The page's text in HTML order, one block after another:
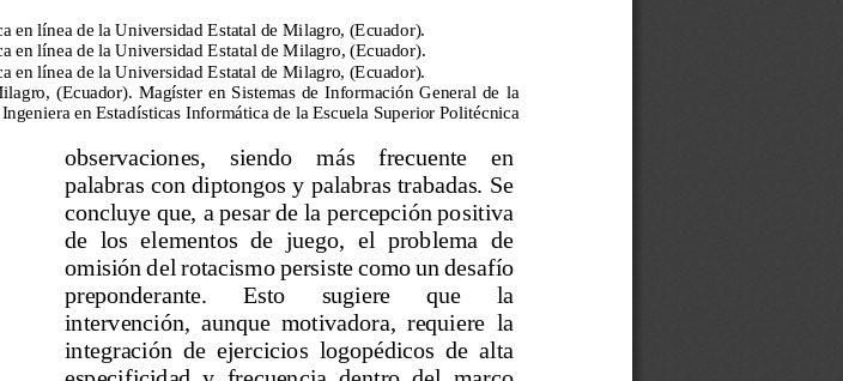
en línea de la Universidad Estatal de Milagro, (Ecuador).
en línea de la Universidad Estatal de Milagro, (Ecuador).
en línea de la Universidad Estatal de Milagro, (Ecuador).
(Ecuador).  Magíster  en  Sistemas  de  Información  General  de la
en Estadísticas Informática de la Escuela Superior Politécnica
observaciones,    siendo    más    frecuente    en
palabras con diptongos y palabras trabadas. Se
concluye que, a pesar de la percepción positiva
de  los  elementos  de  juego,  el  problema  de
omisión del rotacismo persiste como un desafío
preponderante.
Esto sugiere que
la
intervención,  aunque  motivadora,  requiere  la
integración  de  ejercicios  logopédicos  de  alta